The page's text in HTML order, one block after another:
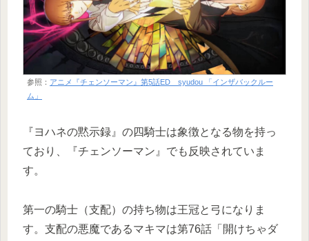
参照： アニメ『チェンソーマン』第5話ED syudou 「インザバックルー
ム」
『ヨハネの黙示録』の四騎士は象徴となる物を持っ
ており、『チェンソーマン』でも反映されていま
す。
第一の騎士（支配）の持ち物は王冠と弓になりま
す。支配の悪魔であるマキマは第76話「開けちゃダ